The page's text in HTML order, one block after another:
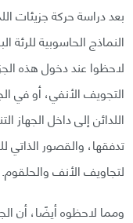
بعد دراسة حركة جزيئات
النماذج الحاسوبية
لاحظوا عند دخول هذه
التجويف الأنفي، أو في
اللدائن إلى داخل
تدفقها، والقصور الذاتي
لتجاويف الأنف والحلقوم.